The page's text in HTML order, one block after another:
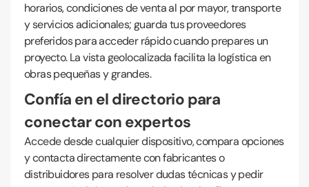
horarios, condiciones de venta al por mayor, transporte
y servicios adicionales; guarda tus proveedores
preferidos para acceder rápido cuando prepares un
proyecto. La vista geolocalizada facilita la logística en
obras pequeñas y grandes.
Confía en el directorio para
conectar con expertos
Accede desde cualquier dispositivo, compara opciones
y contacta directamente con fabricantes o
distribuidores para resolver dudas técnicas y pedir